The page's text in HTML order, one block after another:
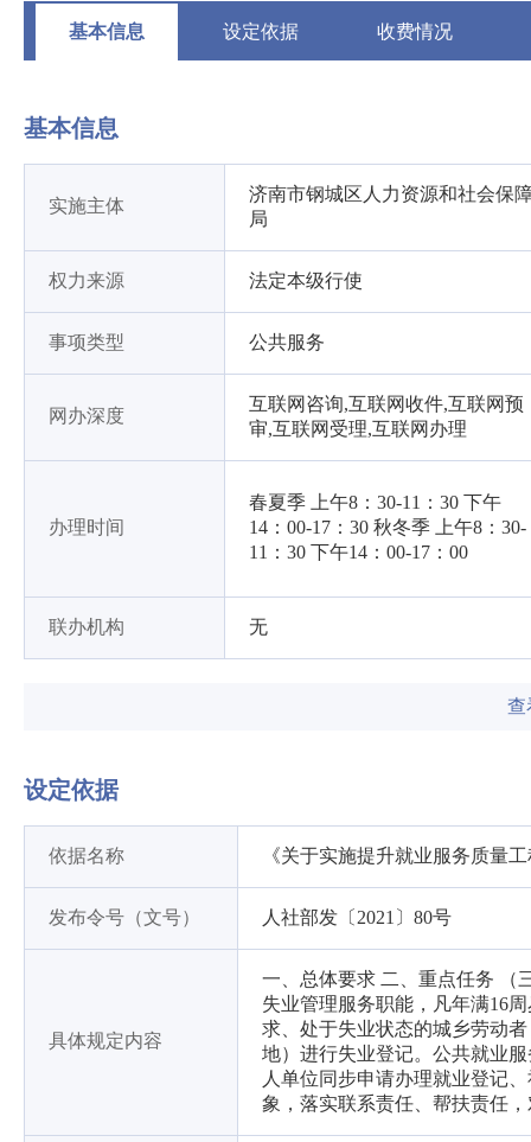
基本信息 设定依据 收费情况
基本信息
实施主体
济南市钢城区人力资源和社会保
局
权力来源 法定本级行使
事项类型 公共服务
网办深度
互联网咨询,互联网收件,互联网预
审,互联网受理,互联网办理
办理时间
春夏季 上午8：30-11：30 下午
14：00-17：30 秋冬季 上午8：30-
11：30 下午14：00-17：00
联办机构 无
查
设定依据
依据名称 《关于实施提升就业服务质量
发布令号（文号） 人社部发〔2021〕80号
具体规定内容
一、总体要求 二、重点任务 （
失业管理服务职能，凡年满16
求、处于失业状态的城乡劳动
地）进行失业登记。公共就业
人单位同步申请办理就业登记
象，落实联系责任、帮扶责任